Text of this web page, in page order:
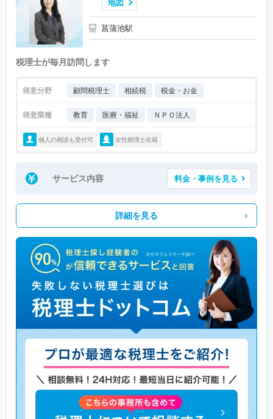
地図
菖蒲池駅
税理士が毎月訪問します
得意分野 顧問税理士 相続税 税金・お金
得意業種 教育 医療・福祉 ＮＰＯ法人
個人の相談も受付可 女性税理士在籍
サービス内容 料金・事例を見る
詳細を見る